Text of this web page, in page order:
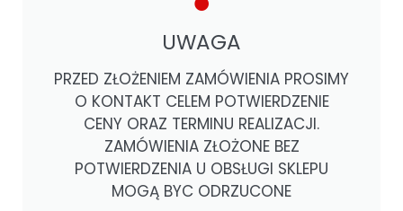
UWAGA
PRZED ZŁOŻENIEM ZAMÓWIENIA PROSIMY
O KONTAKT CELEM POTWIERDZENIE
CENY ORAZ TERMINU REALIZACJI.
ZAMÓWIENIA ZŁOŻONE BEZ
POTWIERDZENIA U OBSŁUGI SKLEPU
MOGĄ BYC ODRZUCONE